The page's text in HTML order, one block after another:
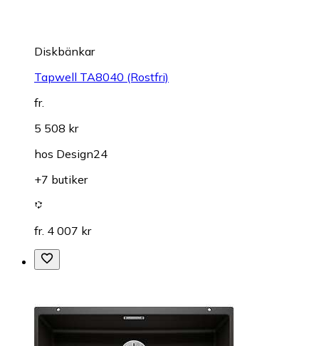
Diskbänkar
Tapwell TA8040 (Rostfri)
fr.
5 508 kr
hos Design24
+7 butiker
fr. 4 007 kr